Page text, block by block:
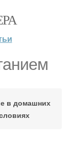
в домашних